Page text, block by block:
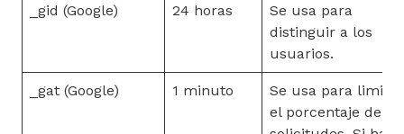
_gid (Google) 24 horas
Se usa para
distinguir a los
usuarios.
_gat (Google) 1 minuto
Se usa para limitar
el porcentaje de